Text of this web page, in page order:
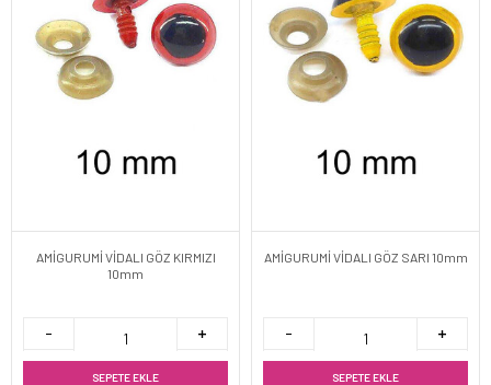
AMİGURUMİ VİDALI GÖZ KIRMIZI
10mm
SEPETE EKLE
AMİGURUMİ VİDALI GÖZ SARI 10mm
SEPETE EKLE